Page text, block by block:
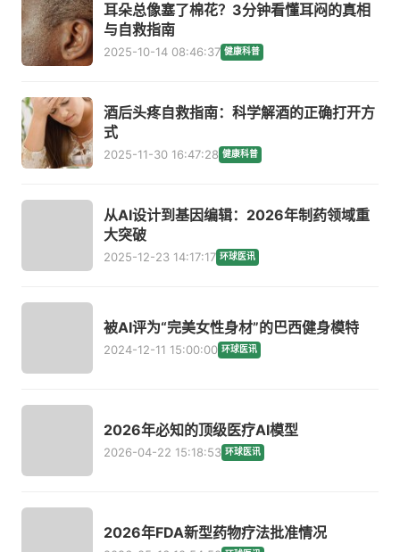
耳朵总像塞了棉花？3分钟看懂耳闷的真相
与自救指南
2025-10-14 08:46:37 健康科普
酒后头疼自救指南：科学解酒的正确打开方
式
2025-11-30 16:47:28 健康科普
从AI设计到基因编辑：2026年制药领域重
大突破
2025-12-23 14:17:17 环球医讯
被AI评为“完美女性身材”的巴西健身模特
2024-12-11 15:00:00 环球医讯
2026年必知的顶级医疗AI模型
2026-04-22 15:18:53 环球医讯
2026年FDA新型药物疗法批准情况